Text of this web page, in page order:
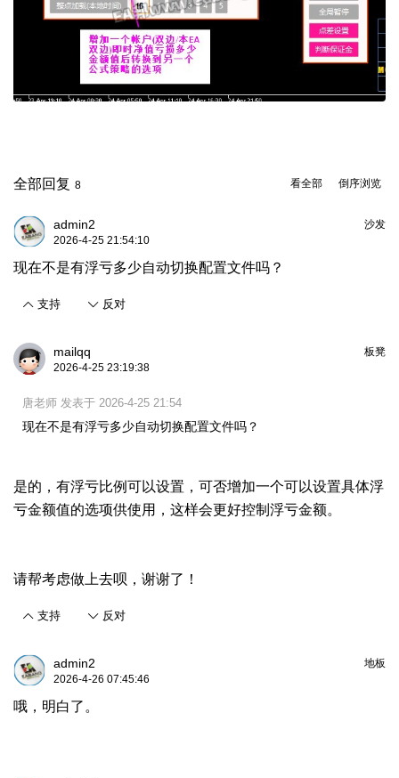
倒序浏览
看全部
全部回复 8
沙发
admin2
2026-4-25 21:54:10
现在不是有浮亏多少自动切换配置文件吗？
支持 反对
板凳
mailqq
2026-4-25 23:19:38
唐老师 发表于 2026-4-25 21:54
现在不是有浮亏多少自动切换配置文件吗？
是的，有浮亏比例可以设置，可否增加一个可以设置具体浮
亏金额值的选项供使用，这样会更好控制浮亏金额。
请帮考虑做上去呗，谢谢了！
支持 反对
地板
admin2
2026-4-26 07:45:46
哦，明白了。